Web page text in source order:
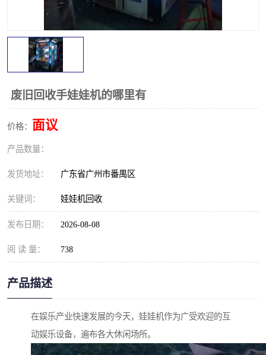
废旧回收手娃娃机的哪里有
价格： 面议
产品数量：
发货地址： 广东省广州市番禺区
关键词： 娃娃机回收
发布日期： 2026-08-08
阅 读 量： 738
产品描述
在娱乐产业快速发展的今天，娃娃机作为广受欢迎的互
动娱乐设备，遍布各大休闲场所。